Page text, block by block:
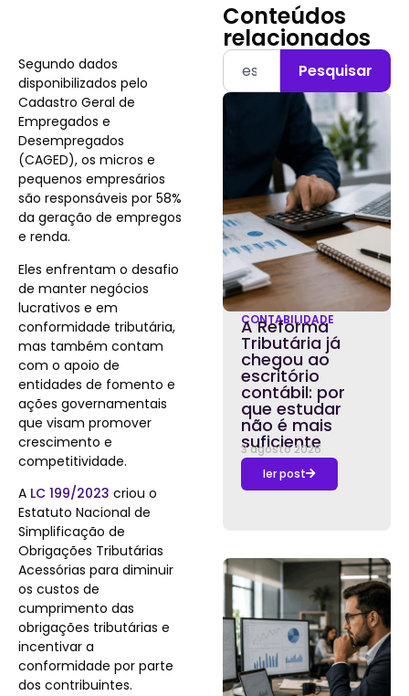
Segundo dados
disponibilizados pelo
Cadastro Geral de
Empregados e
Desempregados
(CAGED), os micros e
pequenos empresários
são responsáveis por 58%
da geração de empregos
e renda.
Eles enfrentam o desafio
de manter negócios
lucrativos e em
conformidade tributária,
mas também contam
com o apoio de
entidades de fomento e
ações governamentais
que visam promover
crescimento e
competitividade.
A LC 199/2023 criou o
Estatuto Nacional de
Simplificação de
Obrigações Tributárias
Acessórias para diminuir
os custos de
cumprimento das
obrigações tributárias e
incentivar a
conformidade por parte
dos contribuintes.
Conteúdos
relacionados
Pesquisar
CONTABILIDADE
A Reforma
Tributária já
chegou ao
escritório
contábil: por
que estudar
não é mais
suficiente
3 agosto 2026
ler post